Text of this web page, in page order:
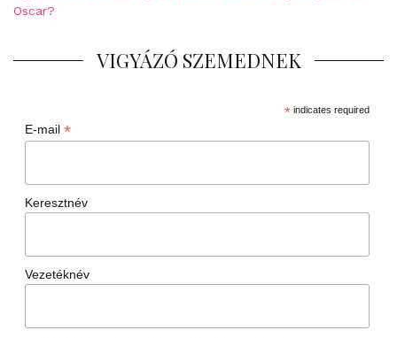
Oscar?
VIGYÁZÓ SZEMEDNEK
*indicates required
E-mail *
Keresztnév
Vezetéknév